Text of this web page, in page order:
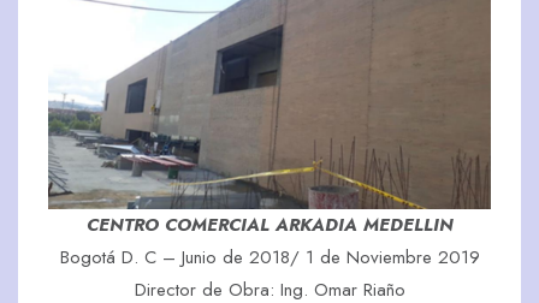
CENTRO COMERCIAL ARKADIA MEDELLIN
Bogotá D. C – Junio de 2018/ 1 de Noviembre 2019
Director de Obra: Ing. Omar Riaño